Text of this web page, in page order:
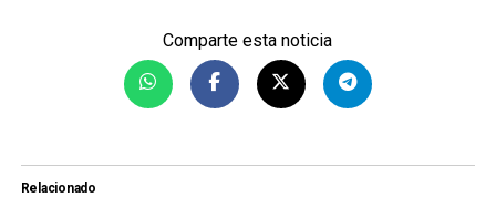
Comparte esta noticia
Relacionado